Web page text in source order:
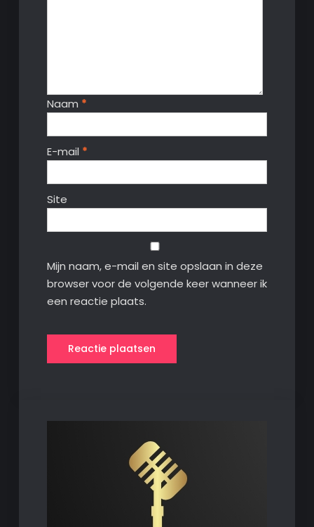
Naam *
E-mail *
Site
Mijn naam, e-mail en site opslaan in deze
browser voor de volgende keer wanneer ik
een reactie plaats.